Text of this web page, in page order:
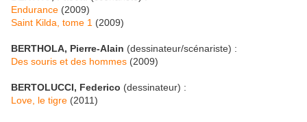
Endurance (2009)
Saint Kilda, tome 1 (2009)
BERTHOLA, Pierre-Alain (dessinateur/scénariste) :
Des souris et des hommes (2009)
BERTOLUCCI, Federico (dessinateur) :
Love, le tigre (2011)